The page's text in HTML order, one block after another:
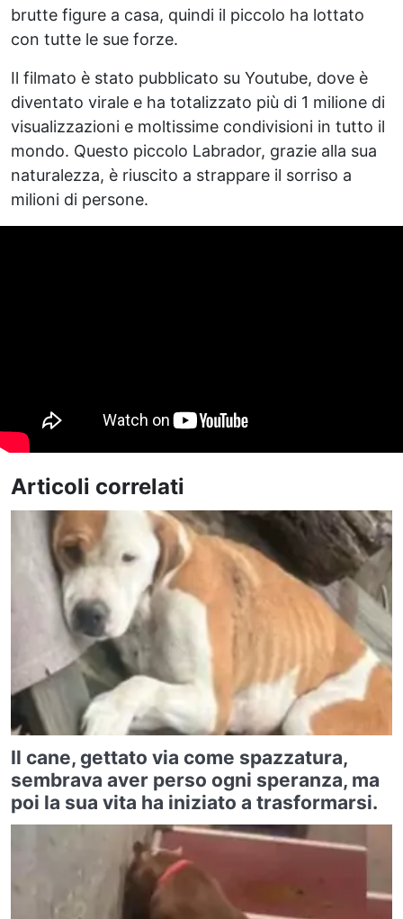
brutte figure a casa, quindi il piccolo ha lottato
con tutte le sue forze.
Il filmato è stato pubblicato su Youtube, dove è
diventato virale e ha totalizzato più di 1 milione di
visualizzazioni e moltissime condivisioni in tutto il
mondo. Questo piccolo Labrador, grazie alla sua
naturalezza, è riuscito a strappare il sorriso a
milioni di persone.
Articoli correlati
Il cane, gettato via come spazzatura,
sembrava aver perso ogni speranza, ma
poi la sua vita ha iniziato a trasformarsi.